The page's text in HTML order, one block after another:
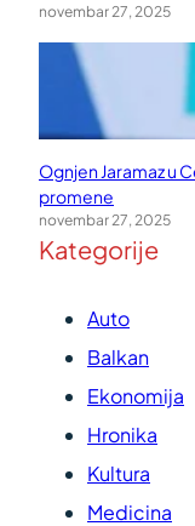
novembar 27, 2025
Ognjen Jaramaz u
promene
novembar 27, 2025
Kategorije
Auto
Balkan
Ekonomija
Hronika
Kultura
Medicina